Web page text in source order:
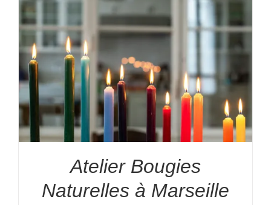
Atelier Bougies
Naturelles à Marseille